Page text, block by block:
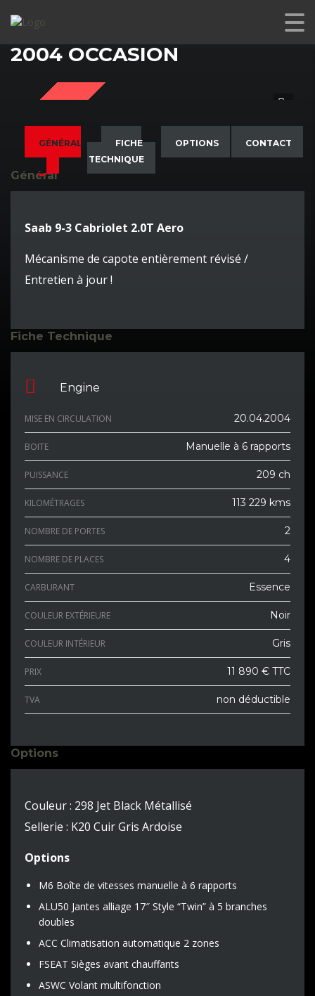
2004 OCCASION
SOLD
GÉNÉRAL
FICHE
TECHNIQUE
OPTIONS CONTACT
Général
Saab 9-3 Cabriolet 2.0T Aero
Mécanisme de capote entièrement révisé /
Entretien à jour !
Fiche Technique
Engine
MISE EN CIRCULATION 20.04.2004
BOITE Manuelle à 6 rapports
PUISSANCE 209 ch
KILOMÉTRAGES 113 229 kms
NOMBRE DE PORTES 2
NOMBRE DE PLACES 4
CARBURANT Essence
COULEUR EXTÉRIEURE Noir
COULEUR INTÉRIEUR Gris
PRIX 11 890 € TTC
TVA non déductible
Options
Couleur : 298 Jet Black Métallisé
Sellerie : K20 Cuir Gris Ardoise
Options
M6 Boîte de vitesses manuelle à 6 rapports
ALU50 Jantes alliage 17″ Style “Twin” à 5 branches
doubles
ACC Climatisation automatique 2 zones
FSEAT Sièges avant chauffants
ASWC Volant multifonction